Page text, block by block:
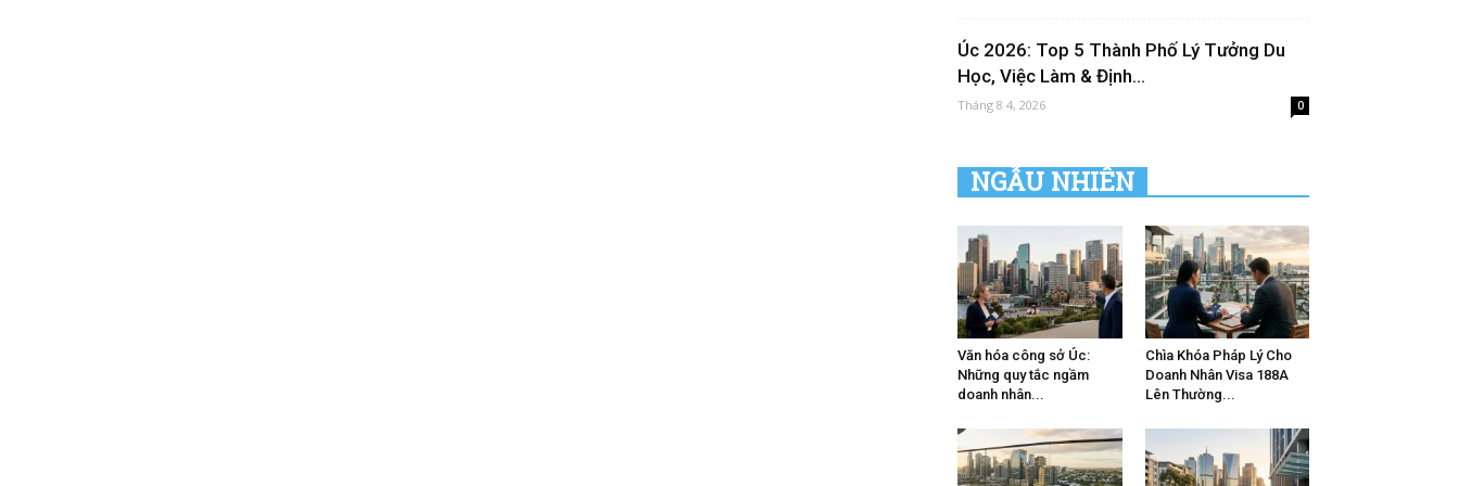
Úc 2026: Top 5 Thành Phố Lý Tưởng Du
Học, Việc Làm & Định...
Tháng 8 4, 2026 0
NGẪU NHIÊN
Văn hóa công sở Úc:
Những quy tắc ngầm
doanh nhân...
Chìa Khóa Pháp Lý Cho
Doanh Nhân Visa 188A
Lên Thường...